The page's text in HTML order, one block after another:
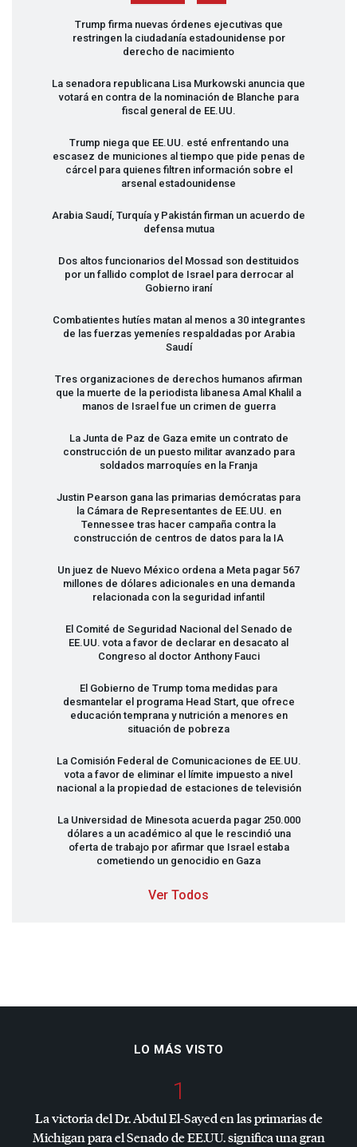
Trump firma nuevas órdenes ejecutivas que
restringen la ciudadanía estadounidense por
derecho de nacimiento
La senadora republicana Lisa Murkowski anuncia que
votará en contra de la nominación de Blanche para
fiscal general de EE.UU.
Trump niega que EE.UU. esté enfrentando una
escasez de municiones al tiempo que pide penas de
cárcel para quienes filtren información sobre el
arsenal estadounidense
Arabia Saudí, Turquía y Pakistán firman un acuerdo de
defensa mutua
Dos altos funcionarios del Mossad son destituidos
por un fallido complot de Israel para derrocar al
Gobierno iraní
Combatientes hutíes matan al menos a 30 integrantes
de las fuerzas yemeníes respaldadas por Arabia
Saudí
Tres organizaciones de derechos humanos afirman
que la muerte de la periodista libanesa Amal Khalil a
manos de Israel fue un crimen de guerra
La Junta de Paz de Gaza emite un contrato de
construcción de un puesto militar avanzado para
soldados marroquíes en la Franja
Justin Pearson gana las primarias demócratas para
la Cámara de Representantes de EE.UU. en
Tennessee tras hacer campaña contra la
construcción de centros de datos para la IA
Un juez de Nuevo México ordena a Meta pagar 567
millones de dólares adicionales en una demanda
relacionada con la seguridad infantil
El Comité de Seguridad Nacional del Senado de
EE.UU. vota a favor de declarar en desacato al
Congreso al doctor Anthony Fauci
El Gobierno de Trump toma medidas para
desmantelar el programa Head Start, que ofrece
educación temprana y nutrición a menores en
situación de pobreza
La Comisión Federal de Comunicaciones de EE.UU.
vota a favor de eliminar el límite impuesto a nivel
nacional a la propiedad de estaciones de televisión
La Universidad de Minesota acuerda pagar 250.000
dólares a un académico al que le rescindió una
oferta de trabajo por afirmar que Israel estaba
cometiendo un genocidio en Gaza
Ver Todos
LO MÁS VISTO
1
La victoria del Dr. Abdul El-Sayed en las primarias de
Michigan para el Senado de EE.UU. significa una gran